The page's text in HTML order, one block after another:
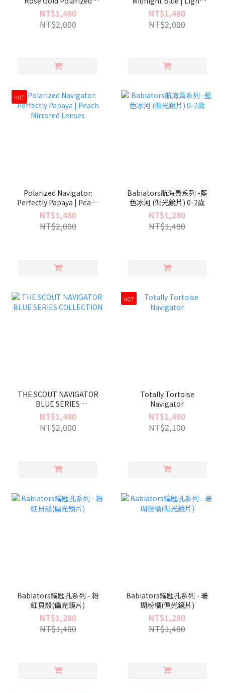
Mirrored Lenses
NT$1,480
NT$2,000
Blue Mirror
NT$1,480
NT$2,000
HOT
Polarized Navigator:
Perfectly Papaya | Peach
Mirrored Lenses
NT$1,480
NT$2,000
Babiators航海員系列 -藍
色冰河 (偏光鏡片) 0-2歲
NT$1,280
NT$1,480
THE SCOUT NAVIGATOR
BLUE SERIES
COLLECTION
NT$1,480
NT$2,000
HOT
Totally Tortoise
Navigator
NT$1,480
NT$2,100
Babiators鑰匙孔系列 - 粉
紅貝殼(偏光鏡片)
NT$1,280
NT$1,480
Babiators鑰匙孔系列 - 珊
瑚粉橘(偏光鏡片)
NT$1,280
NT$1,480